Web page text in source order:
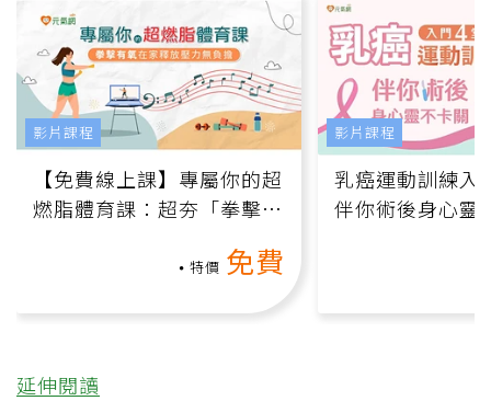
【免費線上課】專屬你的超
燃脂體育課：超夯「拳擊有
特價 免費
影片課程
乳癌運動訓練入
伴你術後身心靈
影片課程
延伸閱讀